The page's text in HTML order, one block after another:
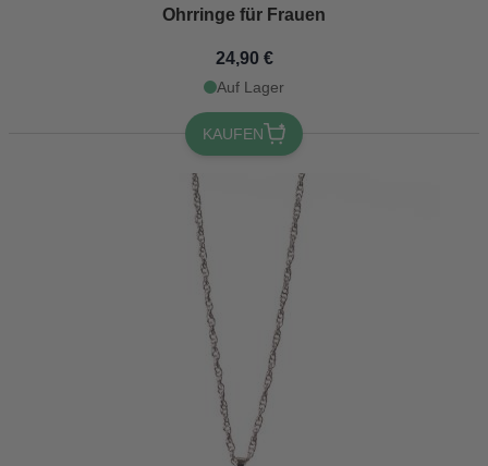
Ohrringe für Frauen
24,90 €
Auf Lager
KAUFEN